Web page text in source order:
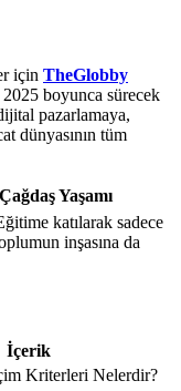
için TheGlobby
boyunca sürecek
pazarlamaya,
dünyasının tüm
Yaşamı
katılarak sadece
inşasına da
İçerik
Kriterleri Nelerdir?